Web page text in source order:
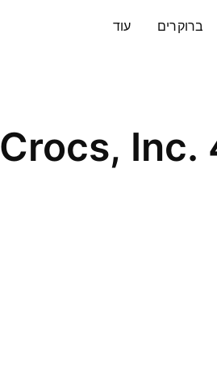
ברוקרים עוד
Crocs,